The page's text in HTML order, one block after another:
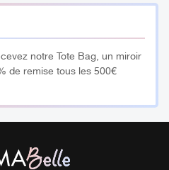
notre Tote Bag, un miroir
de remise tous les 500€